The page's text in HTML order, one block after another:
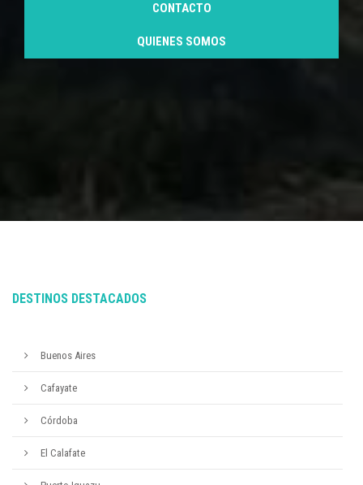
CONTACTO
QUIENES SOMOS
DESTINOS DESTACADOS
Buenos Aires
Cafayate
Córdoba
El Calafate